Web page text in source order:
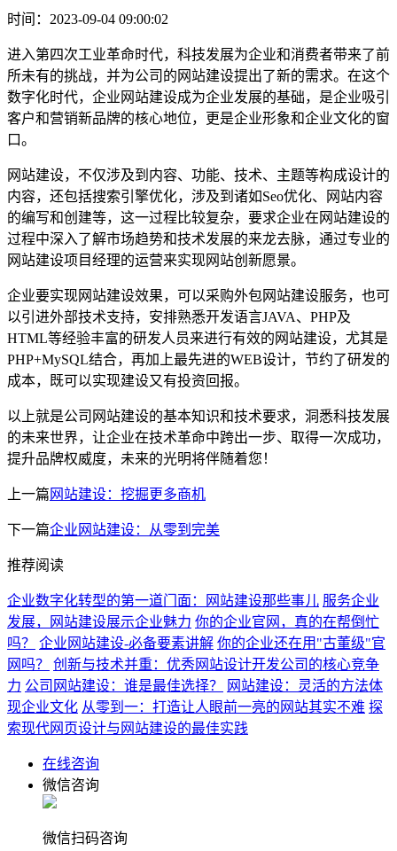
时间：2023-09-04 09:00:02
进入第四次工业革命时代，科技发展为企业和消费者带来了前
所未有的挑战，并为公司的网站建设提出了新的需求。在这个
数字化时代，企业网站建设成为企业发展的基础，是企业吸引
客户和营销新品牌的核心地位，更是企业形象和企业文化的窗
口。
网站建设，不仅涉及到内容、功能、技术、主题等构成设计的
内容，还包括搜索引擎优化，涉及到诸如Seo优化、网站内容
的编写和创建等，这一过程比较复杂，要求企业在网站建设的
过程中深入了解市场趋势和技术发展的来龙去脉，通过专业的
网站建设项目经理的运营来实现网站创新愿景。
企业要实现网站建设效果，可以采购外包网站建设服务，也可
以引进外部技术支持，安排熟悉开发语言JAVA、PHP及
HTML等经验丰富的研发人员来进行有效的网站建设，尤其是
PHP+MySQL结合，再加上最先进的WEB设计，节约了研发的
成本，既可以实现建设又有投资回报。
以上就是公司网站建设的基本知识和技术要求，洞悉科技发展
的未来世界，让企业在技术革命中跨出一步、取得一次成功，
提升品牌权威度，未来的光明将伴随着您！
上一篇 网站建设：挖掘更多商机
下一篇企业网站建设：从零到完美
推荐阅读
企业数字化转型的第一道门面：网站建设那些事儿 服务企业
发展，网站建设展示企业魅力 你的企业官网，真的在帮倒忙
吗？
企业网站建设-必备要素讲解 你的企业还在用"古董级"官
网吗？
创新与技术并重：优秀网站设计开发公司的核心竞争
力 公司网站建设：谁是最佳选择？
网站建设：灵活的方法体
现企业文化 从零到一：打造让人眼前一亮的网站其实不难 探
索现代网页设计与网站建设的最佳实践
在线咨询
微信咨询
微信扫码咨询